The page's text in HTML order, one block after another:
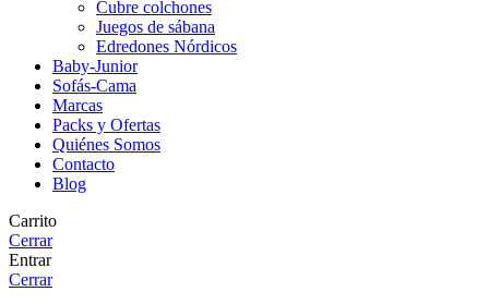
Cubre colchones
Juegos de sábana
Edredones Nórdicos
Baby-Junior
Sofás-Cama
Marcas
Packs y Ofertas
Quiénes Somos
Contacto
Blog
Carrito
Cerrar
Entrar
Cerrar